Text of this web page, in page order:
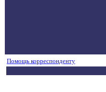
Помощь корреспонденту